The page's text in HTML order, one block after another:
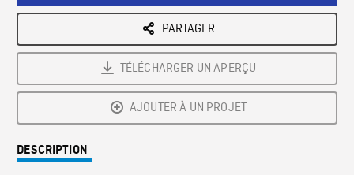
PARTAGER
TÉLÉCHARGER UN APERÇU
AJOUTER À UN PROJET
DESCRIPTION